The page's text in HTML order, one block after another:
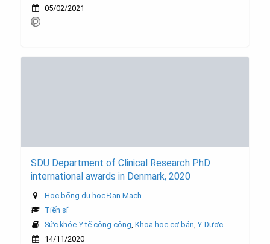
05/02/2021
SDU Department of Clinical Research PhD
international awards in Denmark, 2020
Học bổng du học Đan Mạch
Tiến sĩ
Sức khỏe-Y tế công cộng Khoa học cơ bản Y-Dược
14/11/2020